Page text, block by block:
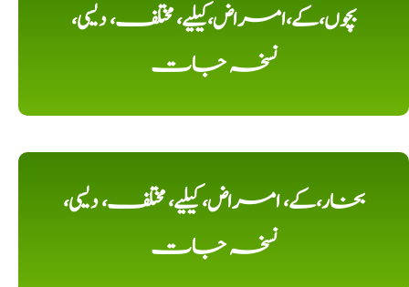
بچوں،کے،امراض،کیلیے، مختلف، دیسی،
نسخہ جات
بخار،کے، امراض، کیلیے، مختلف، دیسی،
نسخہ جات